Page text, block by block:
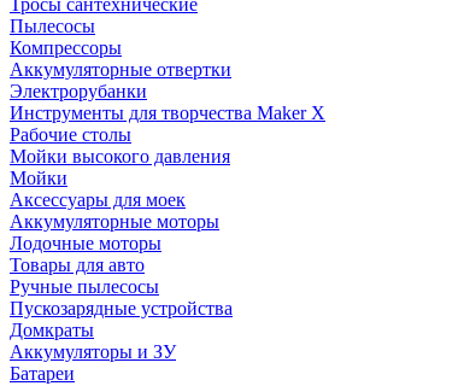
Тросы сантехнические
Пылесосы
Компрессоры
Аккумуляторные отвертки
Электрорубанки
Инструменты для творчества Maker X
Рабочие столы
Мойки высокого давления
Мойки
Аксессуары для моек
Аккумуляторные моторы
Лодочные моторы
Товары для авто
Ручные пылесосы
Пускозарядные устройства
Домкраты
Аккумуляторы и ЗУ
Батареи